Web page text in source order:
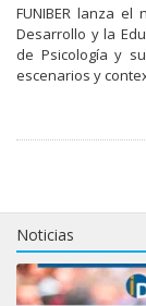
FUNIBER lanza
Desarrollo y la
de Psicología y
escenarios y
Noticias